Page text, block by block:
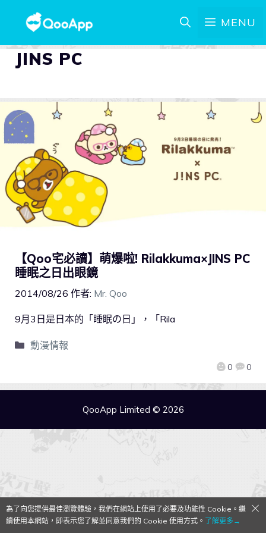
MENU
JINS PC
【Qoo宅必讀】萌爆啦! Rilakkuma×JINS PC
睡眠之日出眼鏡
2014/08/26 作者: Mr. Qoo
0 0
9月3日是日本的「睡眠の日」，「Rila
動漫情報
QooApp Limited © 2026
為了向您提供最佳瀏覽體驗，我們在網站上使用了必要及功能性 Cookie。繼
續使用本網站，即表示您了解並同意我們的 Cookie 使用方式。 了解更多→